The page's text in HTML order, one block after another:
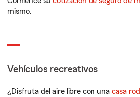
mismo.
Vehículos recreativos
¿Disfruta del aire libre con una casa